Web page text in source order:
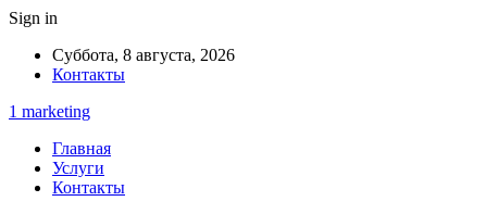
Sign in
Суббота, 8 августа, 2026
Контакты
1 marketing
Главная
Услуги
Контакты